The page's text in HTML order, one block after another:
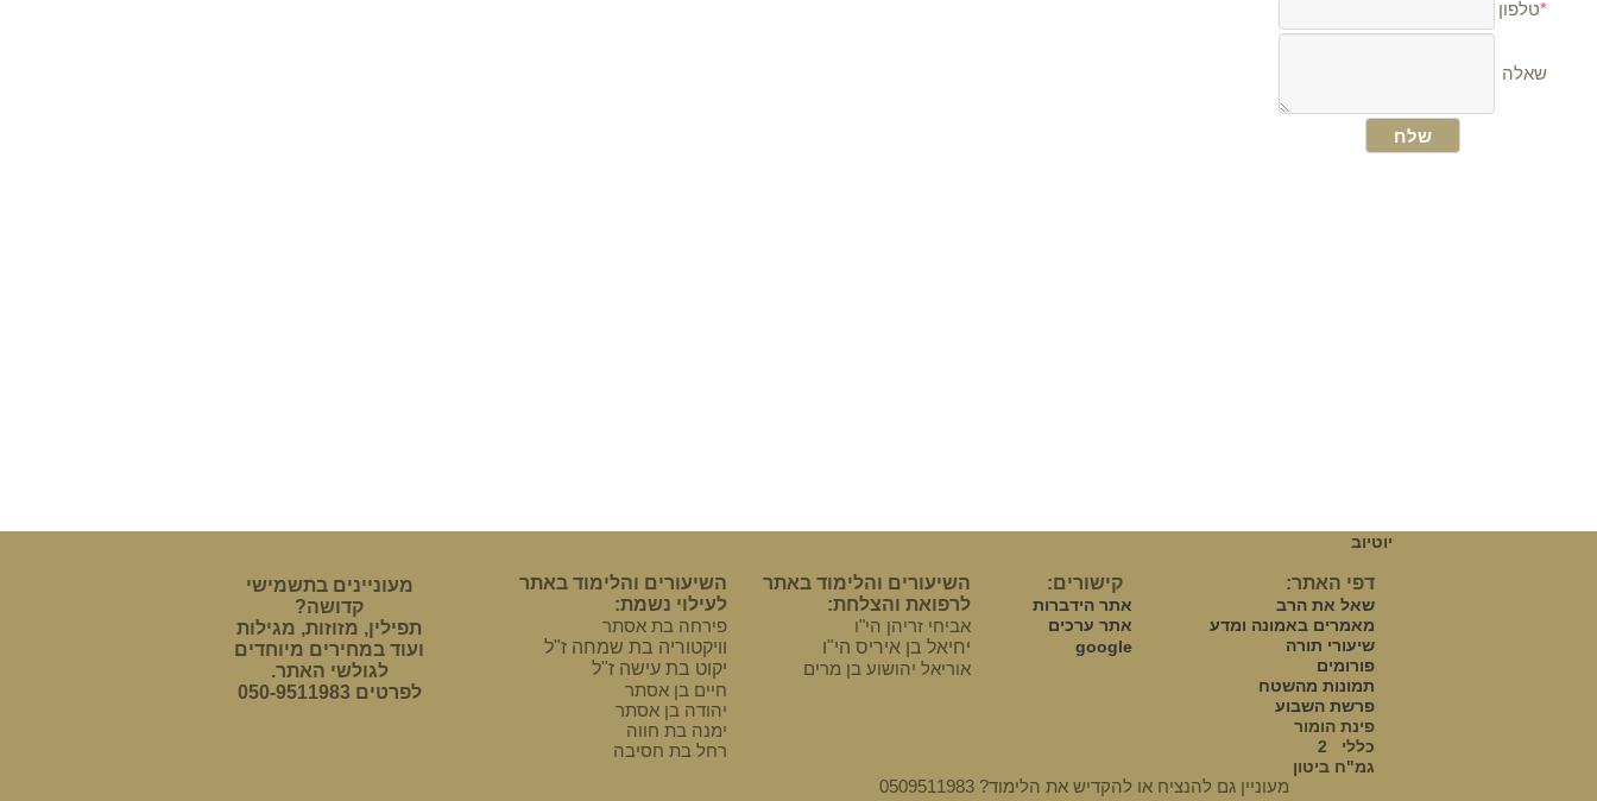
יוטיוב
דפי האתר:
שאל את הרב
מאמרים באמונה ומדע
שיעורי תורה
פורומים
תמונות מהשטח
פרשת השבוע
פינת הומור
כללי
2
גמ"ח ביטון
קישורים:
אתר הידברות
אתר ערכים
google
השיעורים והלימוד באתר
לרפואת והצלחת:
אביחי זריהן הי"ו
יחיאל בן איריס הי"ו
אוריאל יהושוע בן מרים
השיעורים והלימוד באתר
לעילוי נשמת:
פירחה בת אסתר
וויקטוריה בת שמחה ז"ל
יקוט בת עישה ז"ל
חיים בן אסתר
יהודה בן אסתר
ימנה בת חווה
רחל בת חסיבה
מעוניינים בתשמישי
קדושה?
תפילין, מזוזות, מגילות
ועוד במחירים מיוחדים
לגולשי האתר.
לפרטים 050-9511983
מעוניין גם להנציח או להקדיש את הלימוד? 0509511983